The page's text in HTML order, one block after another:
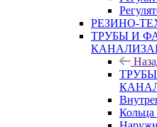
РЕЗИНО-
ТРУБЫ И